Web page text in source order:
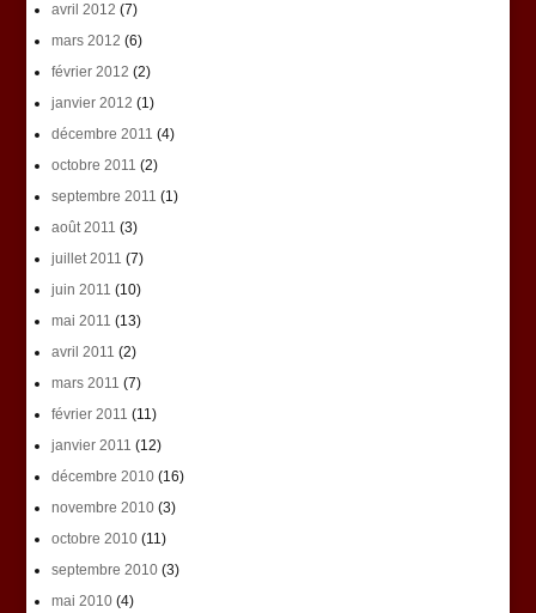
avril 2012 (7)
mars 2012 (6)
février 2012 (2)
janvier 2012 (1)
décembre 2011 (4)
octobre 2011 (2)
septembre 2011 (1)
août 2011 (3)
juillet 2011 (7)
juin 2011 (10)
mai 2011 (13)
avril 2011 (2)
mars 2011 (7)
février 2011 (11)
janvier 2011 (12)
décembre 2010(16)
novembre 2010(3)
octobre 2010(11)
septembre 2010(3)
mai 2010(4)